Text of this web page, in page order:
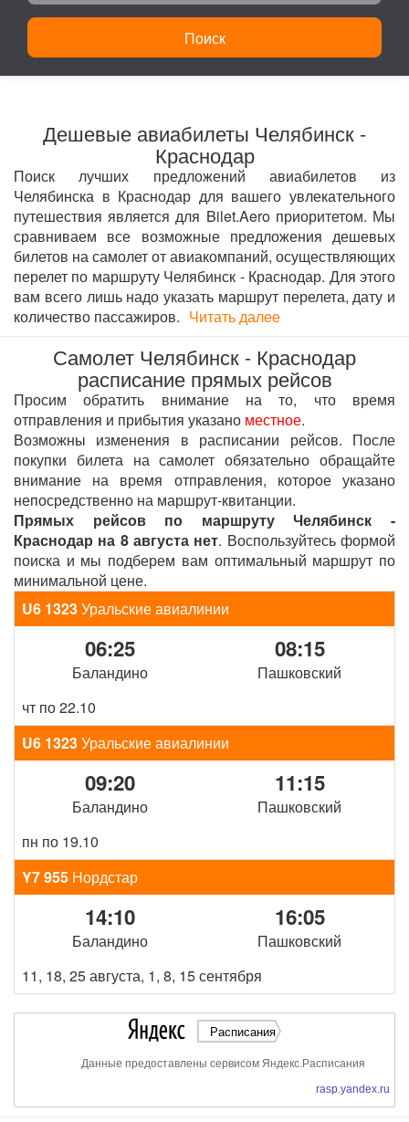
Поиск
Дешевые авиабилеты Челябинск -
Краснодар
Поиск лучших предложений авиабилетов из
Челябинска в Краснодар для вашего увлекательного
путешествия является для Bilet.Aero приоритетом. Мы
сравниваем все возможные предложения дешевых
билетов на самолет от авиакомпаний, осуществляющих
перелет по маршруту Челябинск - Краснодар. Для этого
вам всего лишь надо указать маршрут перелета, дату и
количество пассажиров. Читать далее
Самолет Челябинск - Краснодар
расписание прямых рейсов
Просим обратить внимание на то, что время
отправления и прибытия указано местное.
Возможны изменения в расписании рейсов. После
покупки билета на самолет обязательно обращайте
внимание на время отправления, которое указано
непосредственно на маршрут-квитанции.
Прямых рейсов по маршруту Челябинск -
Краснодар на 8 августа нет. Воспользуйтесь формой
поиска и мы подберем вам оптимальный маршрут по
минимальной цене.
U6 1323Уральские авиалинии
06:25
Баландино
08:15
Пашковский
чт по 22.10
U6 1323Уральские авиалинии
09:20
Баландино
11:15
Пашковский
пн по 19.10
Y7 955 Нордстар
14:10
Баландино
16:05
Пашковский
11, 18, 25 августа, 1, 8, 15 сентября
Расписания
Данные предоставлены сервисом Яндекс.Расписания
rasp.yandex.ru